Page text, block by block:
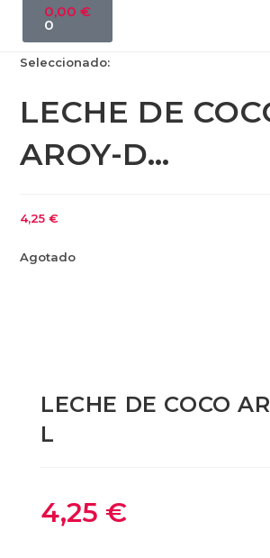
0,00 €
0
Seleccionado:
LECHE DE
AROY-D…
4,25€
Agotado
LECHE DE COCO
L
4,25 €